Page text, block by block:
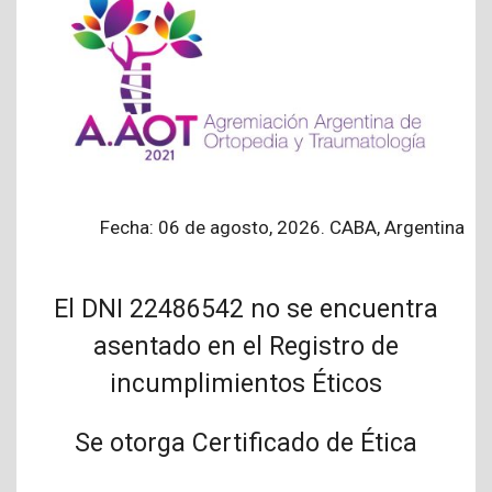
Fecha: 06 de agosto, 2026. CABA, Argentina
El DNI 22486542 no se encuentra
asentado en el Registro de
incumplimientos Éticos
Se otorga Certificado de Ética